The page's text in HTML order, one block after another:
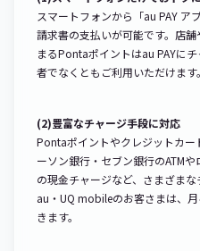
スマートフォンから「au PAY ア
請求書の支払いが可能です。店
まるPontaポイントはau PAYに
者でなくともご利用いただけます。
(2)豊富なチャージ手段に対応
Pontaポイントやクレジットカー
ーソン銀行・セブン銀行のATM
の現金チャージなど、さまざまな
au・UQ mobileのお客さまは、
きます。